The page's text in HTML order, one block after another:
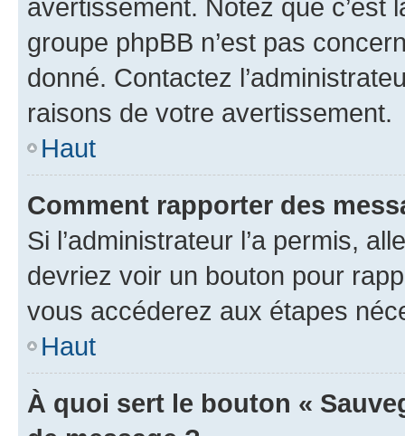
avertissement. Notez que c’est
groupe phpBB n’est pas
donné. Contactez
raisons de votre avertissement.
Haut
Comment rapporter des
Si l’administrateur l’a permis,
devriez voir un bouton pour
vous accéderez aux étapes
Haut
À quoi sert le bouton «